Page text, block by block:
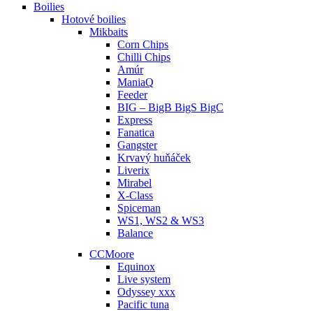
Boilies
Hotové boilies
Mikbaits
Corn Chips
Chilli Chips
Amúr
ManiaQ
Feeder
BIG – BigB BigS BigC
Express
Fanatica
Gangster
Krvavý huňáček
Liverix
Mirabel
X-Class
Spiceman
WS1, WS2 & WS3
Balance
CCMoore
Equinox
Live system
Odyssey xxx
Pacific tuna